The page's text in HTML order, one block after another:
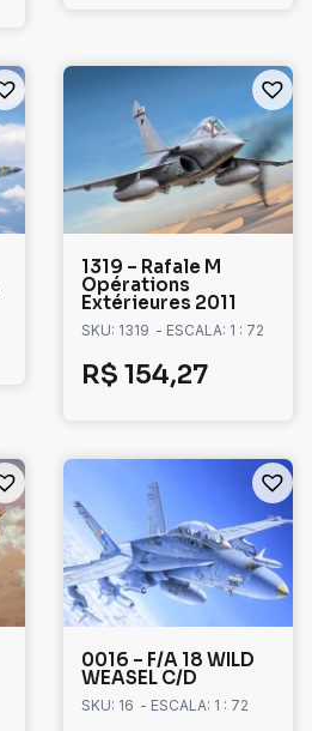
1319 – Rafale M
Opérations
Extérieures 2011
SKU: 1319 - ESCALA: 1 : 72
R$ 154,27
0016 – F/A 18 WILD
WEASEL C/D
SKU: 16 - ESCALA: 1 : 72